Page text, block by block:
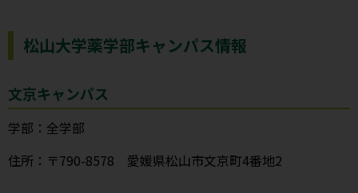
松山大学薬学部キャンパス情報
文京キャンパス
学部：全学部
住所：〒790-8578 愛媛県松山市文京町4番地2